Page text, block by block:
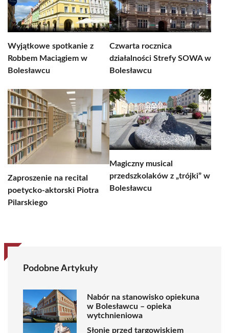
Wyjątkowe spotkanie z
Robbem Maciągiem w
Bolesławcu
Czwarta rocznica
działalności Strefy SOWA w
Bolesławcu
Zaproszenie na recital
poetycko-aktorski Piotra
Pilarskiego
Magiczny musical
przedszkolaków z „trójki” w
Bolesławcu
Podobne Artykuły
Nabór na stanowisko opiekuna
w Bolesławcu – opieka
wytchnieniowa
Słonie przed targowiskiem